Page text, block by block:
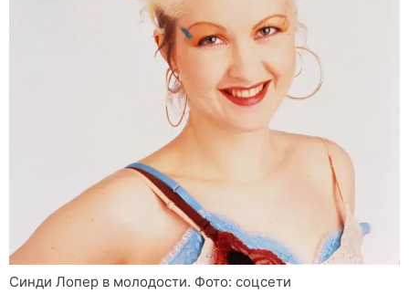
Синди Лопер в молодости. Фото: соцсети